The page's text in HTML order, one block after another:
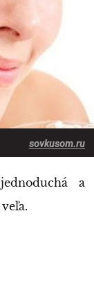
sovkusom.ru
a